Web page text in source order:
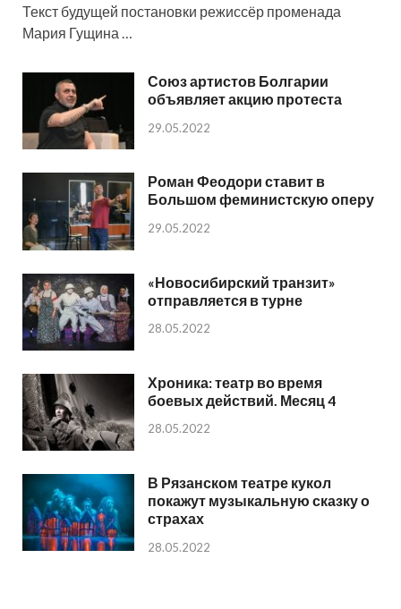
Текст будущей постановки режиссёр променада
Мария Гущина …
Союз артистов Болгарии
объявляет акцию протеста
29.05.2022
Роман Феодори ставит в
Большом феминистскую оперу
29.05.2022
«Новосибирский транзит»
отправляется в турне
28.05.2022
Хроника: театр во время
боевых действий. Месяц 4
28.05.2022
В Рязанском театре кукол
покажут музыкальную сказку о
страхах
28.05.2022